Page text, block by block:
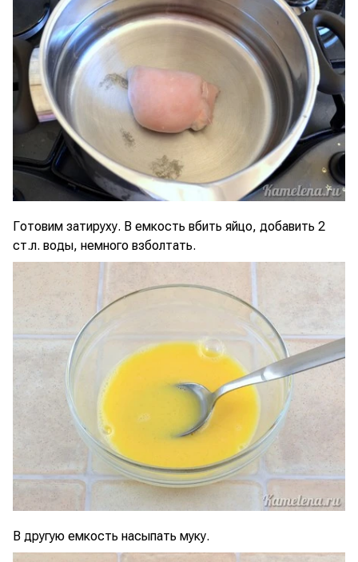
Готовим затируху. В емкость вбить яйцо, добавить 2
ст.л. воды, немного взболтать.
В другую емкость насыпать муку.